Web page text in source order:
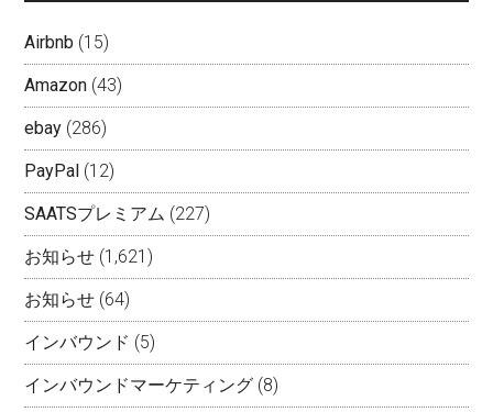
Airbnb (15)
Amazon (43)
ebay (286)
PayPal (12)
SAATSプレミアム (227)
お知らせ (1,621)
お知らせ (64)
インバウンド (5)
インバウンドマーケティング (8)